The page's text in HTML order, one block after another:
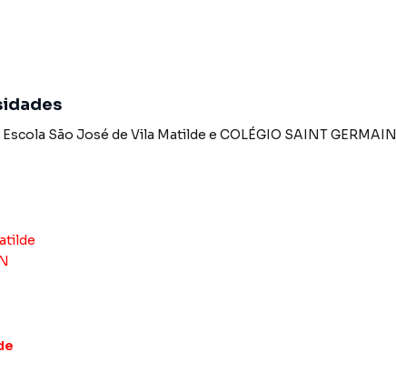
Escola São José de Vila Matilde e COLÉGIO SAINT GERMAIN